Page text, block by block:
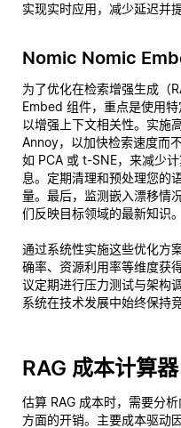
实现实时应用，减少延迟并
Nomic Nomic
为了优化在检索增强生成（
Embed 组件，重点是使用特
以增强上下文相关性。实施
Annoy，以加快检索速度而
如 PCA 或 t-SNE，来减少
息。定期清理和预处理您的
量。最后，监测嵌入漂移情
们反映目标领域的最新知识。
通过系统性实施这些优化方
确率、资源利用率等维度获
议定期进行压力测试与架构
系统在技术发展中始终保持
RAG 成本计算器
估算 RAG 成本时，需要分
方面的开销。主要成本驱动